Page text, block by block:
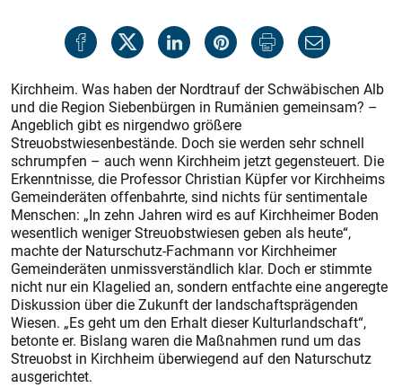
Kirchheim. Was haben der Nordtrauf der Schwäbischen Alb
und die Region Siebenbürgen in Rumänien gemeinsam? –
Angeblich gibt es nirgendwo größere
Streuobstwiesenbestände. Doch sie werden sehr schnell
schrumpfen – auch wenn Kirchheim jetzt gegensteuert. Die
Erkenntnisse, die Professor Christian Küpfer vor Kirchheims
Gemeinderäten offenbahrte, sind nichts für sentimentale
Menschen: „In zehn Jahren wird es auf Kirchheimer Boden
wesentlich weniger Streuobstwiesen geben als heute“,
machte der Naturschutz-Fachmann vor Kirchheimer
Gemeinderäten unmissverständlich klar. Doch er stimmte
nicht nur ein Klagelied an, sondern entfachte eine angeregte
Diskussion über die Zukunft der landschaftsprägenden
Wiesen. „Es geht um den Erhalt dieser Kulturlandschaft“,
betonte er. Bislang waren die Maßnahmen rund um das
Streuobst in Kirchheim überwiegend auf den Naturschutz
ausgerichtet.